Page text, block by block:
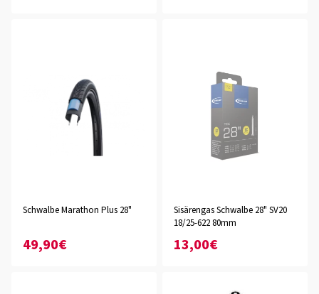
Schwalbe Marathon Plus 28"
49,90€
Sisärengas Schwalbe 28" SV20
18/25-622 80mm
13,00€